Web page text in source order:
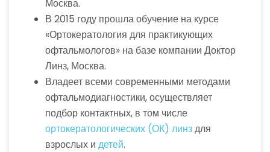
Москва.
В 2015 году прошла обучение на курсе
«Ортокератология для практикующих
офтальмологов» на базе компании Доктор
Линз, Москва.
Владеет всеми современными методами
офтальмодиагностики, осуществляет
подбор контактных, в том числе
ортокератологических (ОК) линздля
взрослых и детей.